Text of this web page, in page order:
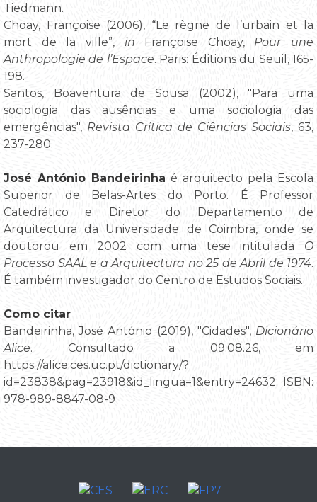
Tiedmann.
Choay, Françoise (2006), “Le règne de l’urbain et la
mort de la ville”, in Françoise Choay, Pour une
Anthropologie de l’Espace. Paris: Éditions du Seuil, 165-
198.
Santos, Boaventura de Sousa (2002), "Para uma
sociologia das ausências e uma sociologia das
emergências", Revista Crítica de Ciências Sociais, 63,
237-280.
José António Bandeirinha é arquitecto pela Escola
Superior de Belas-Artes do Porto. É Professor
Catedrático e Diretor do Departamento de
Arquitectura da Universidade de Coimbra, onde se
doutorou em 2002 com uma tese intitulada O
Processo SAAL e a Arquitectura no 25 de Abril de 1974.
É também investigador do Centro de Estudos Sociais.
Como citar
Bandeirinha, José António (2019), "Cidades", Dicionário
Alice. Consultado a 09.08.26, em
https://alice.ces.uc.pt/dictionary/?
id=23838&pag=23918&id_lingua=1&entry=24632. ISBN:
978-989-8847-08-9